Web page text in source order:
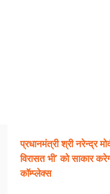
प्रधानमंत्री श्री नरेन्द्र
विरासत भी’ को साकार
कॉम्प्लेक्स